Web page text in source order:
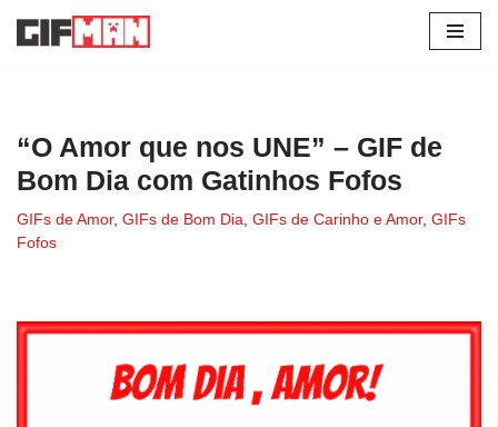
conteúdo
“O Amor que nos UNE” – GIF de
Bom Dia com Gatinhos Fofos
GIFs de Amor, GIFs de Bom Dia GIFs de Carinho e Amor, GIFs
Fofos